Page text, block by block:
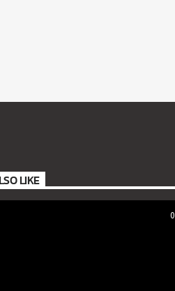
LIKE
0